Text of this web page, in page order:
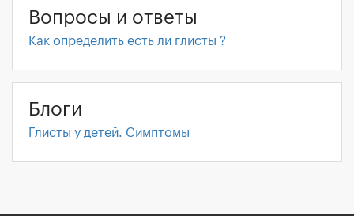
Вопросы и ответы
Как определить есть ли глисты ?
Блоги
Глисты у детей. Симптомы